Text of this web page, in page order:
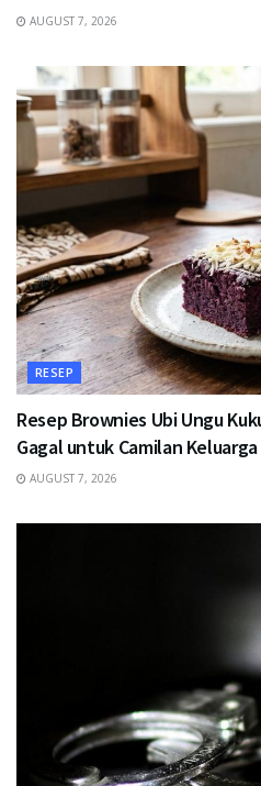
AUGUST 7, 2026
RESEP
Resep Brownies Ubi Ungu
Gagal untuk Camilan Keluarga
AUGUST 7, 2026